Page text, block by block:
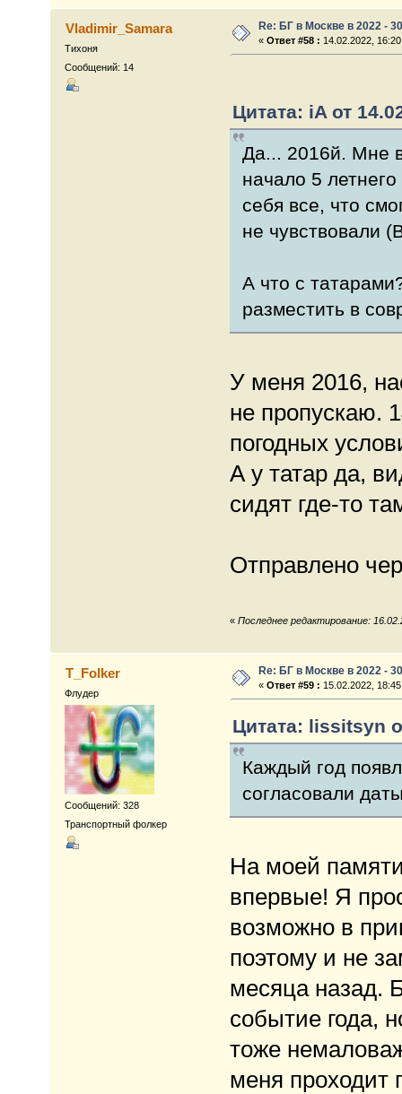
Vladimir_Samara
Тихоня
Сообщений: 14
Re: БГ в Москве в 2022 -
«Ответ #58 : 14.02.2022,
Цитата: iA от
Да... 2016й. Мне
начало 5
себя все, что
не чувствовали
А что с
разместить в
У меня 2016,
не пропускаю.
погодных
А у татар да,
сидят где-то
Отправлено
« Последнее редактирование:
T_Folker
Флудер
Сообщений: 328
Транспортный фолкер
Re: БГ в Москве в 2022 -
«Ответ #59 : 15.02.2022,
Цитата: lissitsyn
Каждый год
согласовали
На моей
впервые! Я
возможно в
поэтому и не
месяца
событие года,
тоже
меня проходит